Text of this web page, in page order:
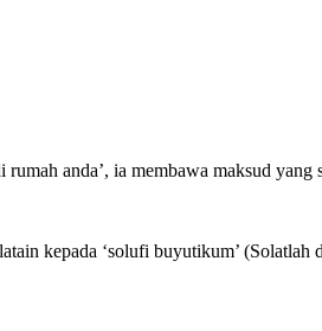
anda’, ia membawa maksud
kepada ‘solufi buyutikum’